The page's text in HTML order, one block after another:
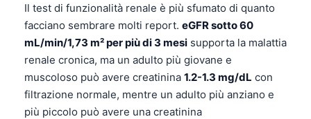
Il test di funzionalità renale è più sfumato di quanto
facciano sembrare molti report. eGFR sotto 60
mL/min/1,73 m² per più di 3 mesi supporta la malattia
renale cronica, ma un adulto più giovane e
muscoloso può avere creatinina 1.2-1.3 mg/dL con
filtrazione normale, mentre un adulto più anziano e
più piccolo può avere una creatinina
Français
עִבְרִית
Español
Português
Ελληνικά